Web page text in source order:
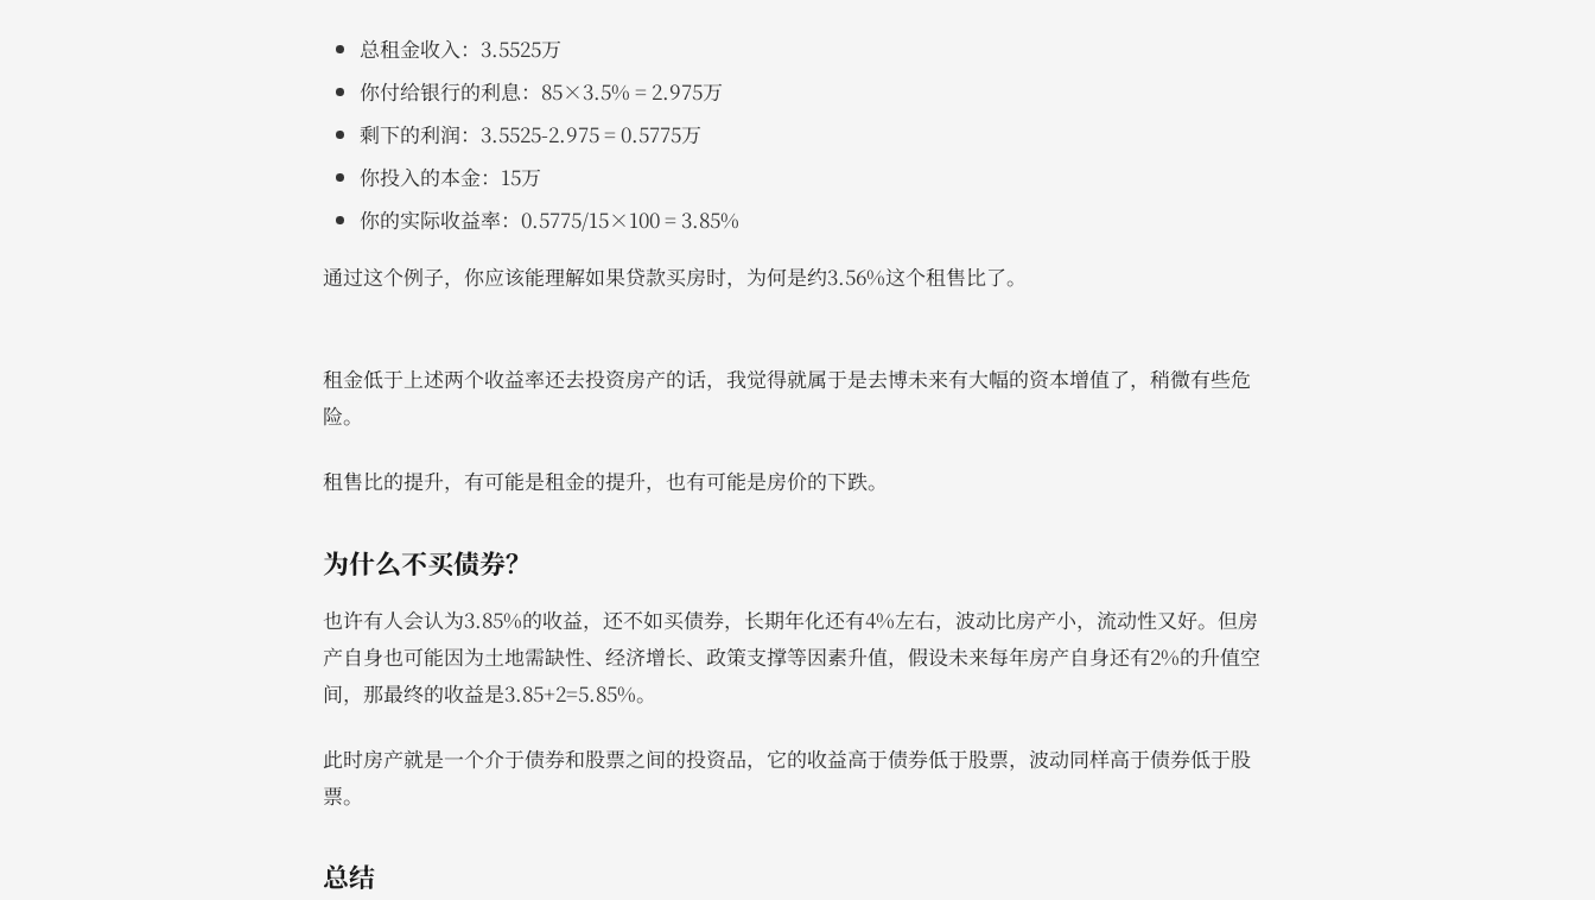
总租金收入：3.5525万
你付给银行的利息：85×3.5% = 2.975万
剩下的利润：3.5525-2.975 = 0.5775万
你投入的本金：15万
你的实际收益率：0.5775/15×100 = 3.85%
通过这个例子，你应该能理解如果贷款买房时，为何是约3.56%这个租售比了。
租金低于上述两个收益率还去投资房产的话，我觉得就属于是去博未来有大幅的资本增值了，稍微有些危
险。
租售比的提升，有可能是租金的提升，也有可能是房价的下跌。
为什么不买债券？
也许有人会认为3.85%的收益，还不如买债券，长期年化还有4%左右，波动比房产小，流动性又好。但房
产自身也可能因为土地需缺性、经济增长、政策支撑等因素升值，假设未来每年房产自身还有2%的升值空
间，那最终的收益是3.85+2=5.85%。
此时房产就是一个介于债券和股票之间的投资品，它的收益高于债券低于股票，波动同样高于债券低于股
票。
总结